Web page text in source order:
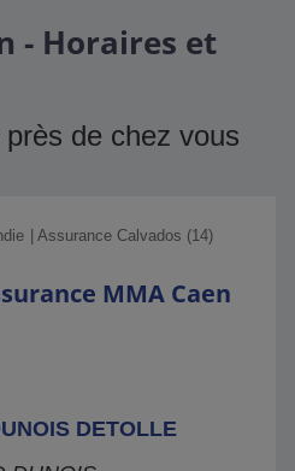
- Horaires et
de chez vous
Assurance Calvados (14)
MMA Caen
DETOLLE